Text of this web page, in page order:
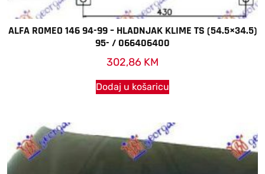
ALFA ROMEO 146 94-99 – HLADNJAK KLIME TS (54.5×34.5)
95- / 066406400
302,86 KM
Dodaj u košaricu